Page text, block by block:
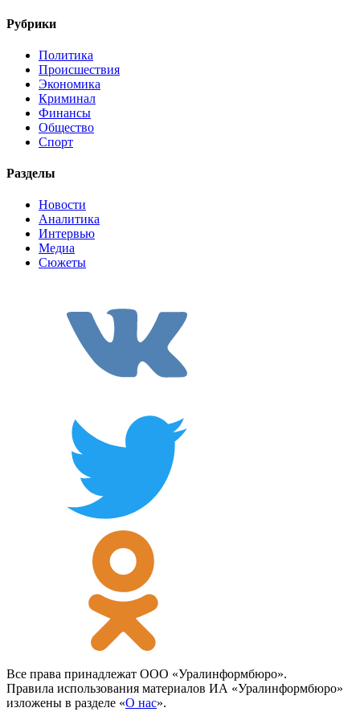
Рубрики
Политика
Происшествия
Экономика
Криминал
Финансы
Общество
Спорт
Разделы
Новости
Аналитика
Интервью
Медиа
Сюжеты
Все права принадлежат ООО «Уралинформбюро».
Правила использования материалов ИА «Уралинформбюро»
изложены в разделе «О нас».